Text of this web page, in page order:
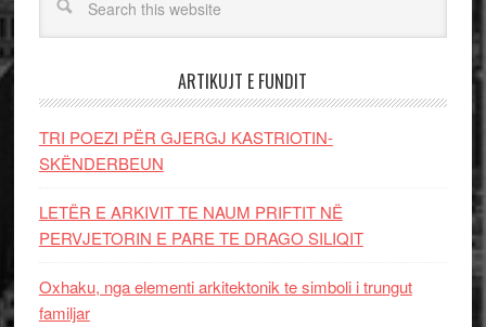
ARTIKUJT E FUNDIT
TRI POEZI PËR GJERGJ KASTRIOTIN-
SKËNDERBEUN
LETËR E ARKIVIT TE NAUM PRIFTIT NË
PERVJETORIN E PARE TE DRAGO SILIQIT
Oxhaku, nga elementi arkitektonik te simboli i trungut
familjar